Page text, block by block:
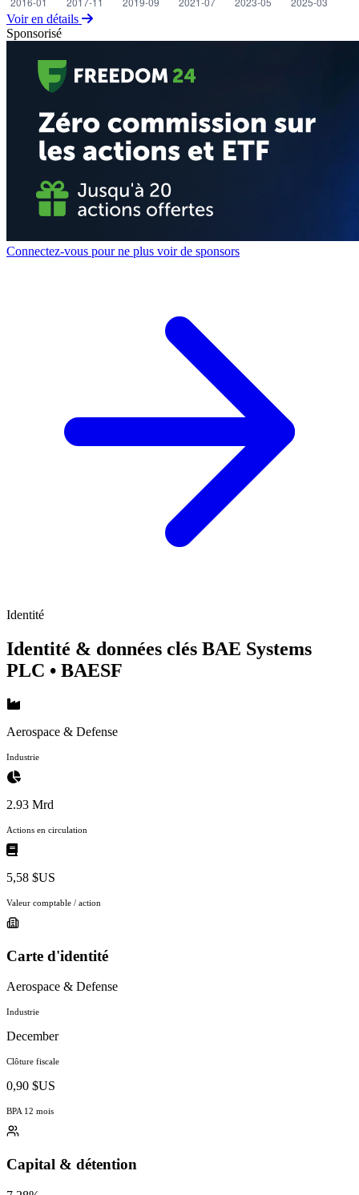
Voir en détails
Sponsorisé
Connectez-vous pour ne plus voir de sponsors
Identité
Identité & données clés BAE Systems
PLC • BAESF
Aerospace & Defense
Industrie
2.93 Mrd
Actions en circulation
5,58 $US
Valeur comptable / action
Carte d'identité
Aerospace & Defense
Industrie
December
Clôture fiscale
0,90 $US
BPA 12 mois
Capital & détention